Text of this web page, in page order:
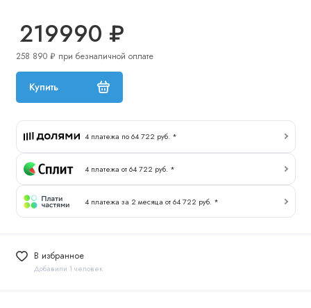
219990 ₽
258 890 ₽ при безналичной оплате
Купить
4 платежа по 64 722 руб. *
4 платежа от 64 722 руб. *
4 платежа за 2 месяца от 64 722 руб. *
В избранное
Добавили 1 человек